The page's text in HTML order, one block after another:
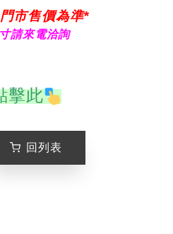
市售價為準*
請來電洽詢
擊此
回列表